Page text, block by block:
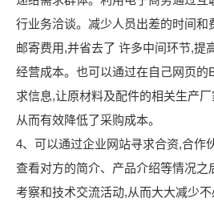
行业务洽谈。减少人员出差的时间和
邮寄费用,并省去了 许多中间环节,提
经营成本。也可以通过在自己网页的
求信息,让原材料及配件的相关生产
从而有效降低了采购成本。
4、可以通过企业网站寻求合资,合作
查看对方的简介、产品介绍等情况之
考察和技术交流活动,从而大大减少